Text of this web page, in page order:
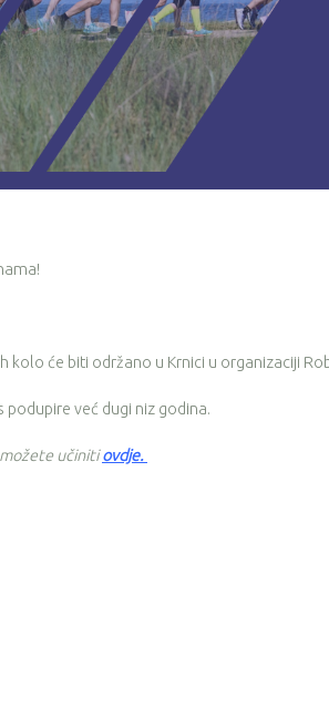
kolo će biti održano u Krnici u organizaciji
podupire već dugi niz godina.
učinitiovdje.